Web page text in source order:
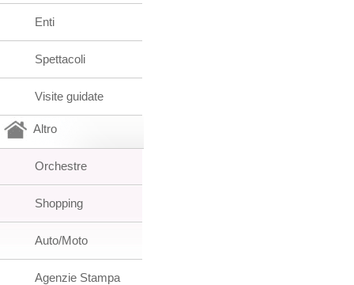
Enti
Spettacoli
Visite guidate
Altro
Orchestre
Shopping
Auto/Moto
Agenzie Stampa